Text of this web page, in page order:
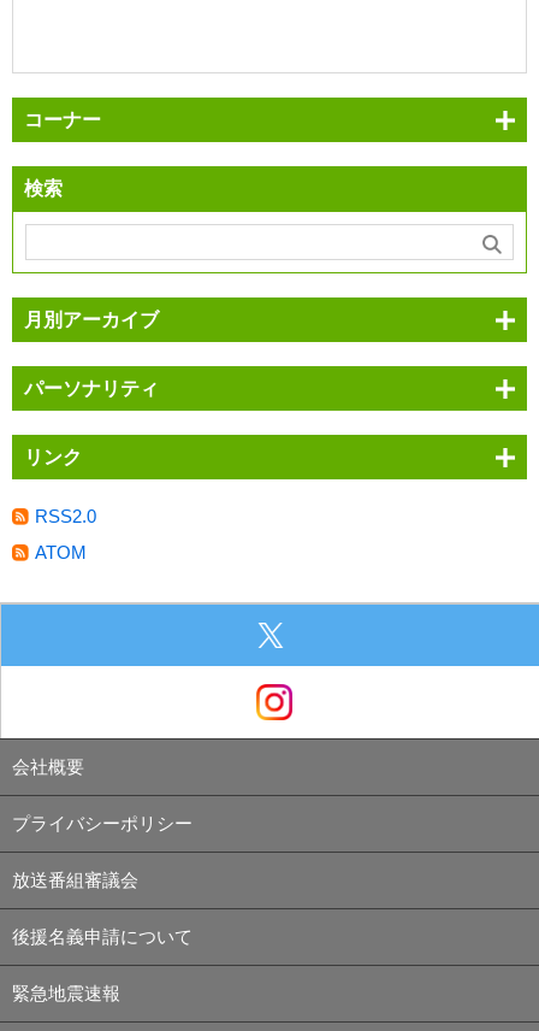
コーナー
検索
月別アーカイブ
パーソナリティ
リンク
RSS2.0
ATOM
会社概要
プライバシーポリシー
放送番組審議会
後援名義申請について
緊急地震速報